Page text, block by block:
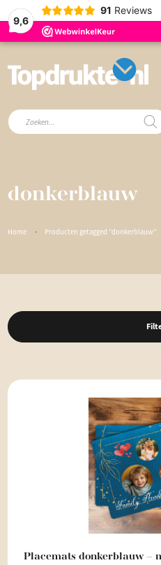
9,6
91 Reviews
Producten
zoeken
donkerblauw
Home · Producten getagged “donkerblauw”
Placemats donkerblauw –